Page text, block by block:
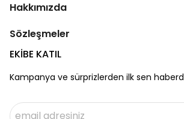
Hakkımızda
Sözleşmeler
EKİBE KATIL
Kampanya ve sürprizlerden ilk sen